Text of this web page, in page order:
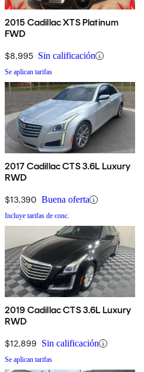
2015 Cadillac XTS Platinum
FWD
$8,995 Sin calificación
Se aplican tarifas
2017 Cadillac CTS 3.6L Luxury
RWD
$13,390 Buena oferta
Incluye tarifas de conc.
2019 Cadillac CTS 3.6L Luxury
RWD
$12,899 Sin calificación
Se aplican tarifas